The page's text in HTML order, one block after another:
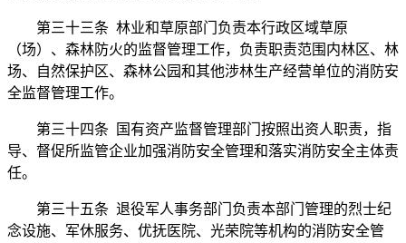
第三十三条 林业和草原部门负责本行政区域草原
（场）、森林防火的监督管理工作，负责职责范围内林区、林
场、自然保护区、森林公园和其他涉林生产经营单位的消防安
全监督管理工作。
第三十四条 国有资产监督管理部门按照出资人职责，指
导、督促所监管企业加强消防安全管理和落实消防安全主体责
任。
第三十五条 退役军人事务部门负责本部门管理的烈士纪
念设施、军休服务、优抚医院、光荣院等机构的消防安全管